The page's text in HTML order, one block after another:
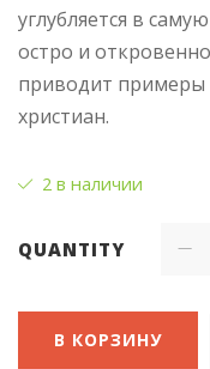
углубляется в
остро и
приводит примеры
христиан.
2 в наличии
QUANTITY
В КОРЗИНУ